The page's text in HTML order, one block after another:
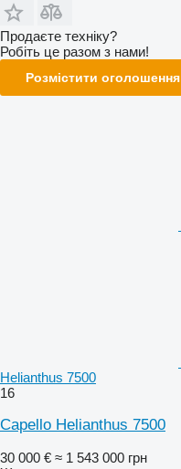
Продаєте техніку?
Робіть це разом з нами!
Розмістити оголошення
Helianthus 7500
16
Capello Helianthus 7500
30 000 € ≈ 1 543 000 грн